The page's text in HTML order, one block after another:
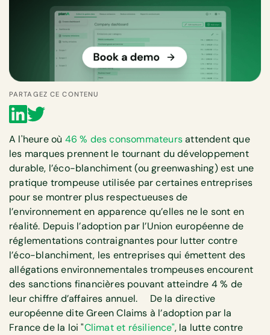
PARTAGEZ CE CONTENU
A l'heure où 46 % des consommateursattendent que
les marques prennent le tournant du développement
durable, l’éco-blanchiment (ou greenwashing) est une
pratique trompeuse utilisée par certaines entreprises
pour se montrer plus respectueuses de
l’environnement en apparence qu’elles ne le sont en
réalité. Depuis l’adoption par l’Union européenne de
réglementations contraignantes pour lutter contre
l’éco-blanchiment, les entreprises qui émettent des
allégations environnementales trompeuses encourent
des sanctions financières pouvant atteindre 4 % de
leur chiffre d’affaires annuel. De la directive
européenne dite Green Claims à l’adoption par la
France de la loi "Climat et résilience", la lutte contre